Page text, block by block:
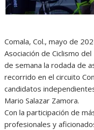
Comala, Col., mayo de
Asociación de Ciclismo
de semana la rodada de
recorrido en el circuito
candidatos
Mario Salazar Zamora.
Con la participación de
profesionales y